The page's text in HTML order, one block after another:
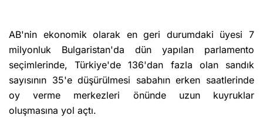
AB'nin ekonomik olarak en geri durumdaki üyesi 7
milyonluk Bulgaristan'da dün yapılan parlamento
seçimlerinde, Türkiye'de 136'dan fazla olan sandık
sayısının 35'e düşürülmesi sabahın erken saatlerinde
oy verme merkezleri önünde uzun kuyruklar
oluşmasına yol açtı.